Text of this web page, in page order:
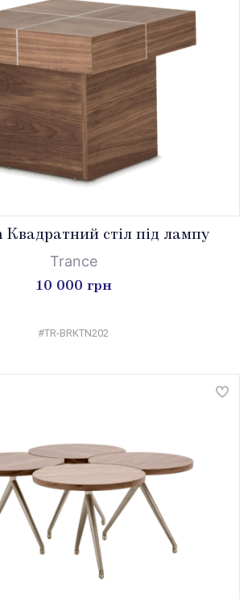
Квадратний стіл під лампу
Trance
10 000 грн
#TR-BRKTN202